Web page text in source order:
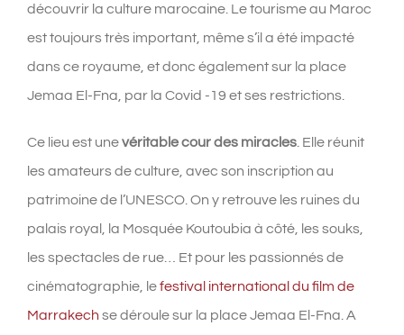
découvrir la culture marocaine. Le tourisme au Maroc
est toujours très important, même s’il a été impacté
dans ce royaume, et donc également sur la place
Jemaa El-Fna, par la Covid -19 et ses restrictions.
Ce lieu est unevéritable cour des miracles. Elle réunit
les amateurs de culture, avec son inscription au
patrimoine de l’UNESCO. On y retrouve les ruines du
palais royal, la Mosquée Koutoubia à côté, les souks,
les spectacles de rue… Et pour les passionnés de
cinématographie, lefestival international du film de
Marrakech se déroule sur la place Jemaa El-Fna. A